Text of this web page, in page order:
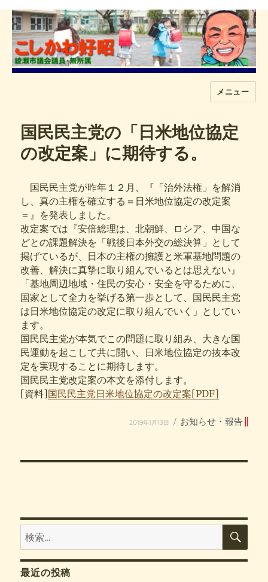
メニュー
国民民主党の「日米地位協定
の改定案」に期待する。
国民民主党が昨年１２月、『「治外法権」を解消
し、真の主権を確立する＝日米地位協定の改定案
＝』を発表しました。
改定案では『安倍総理は、北朝鮮、ロシア、中国な
どとの課題解決を「戦後日本外交の総決算」として
掲げているが、日本の主権の擁護と米軍基地問題の
改善、解決に真摯に取り組んでいるとは思えない』
「基地周辺地域・住民の安心・安全を守るために、
国家として全力を挙げる第一歩として、国民民主党
は日米地位協定の改定に取り組んでいく」としてい
ます。
国民民主党が本気でこの問題に取り組み、大きな国
民運動を起こして共に闘い、日米地位協定の抜本改
定を実現することに期待します。
国民民主党改定案の本文を添付します。
[資料]国民民主党日米地位協定の改定案[PDF]
投
稿
2019年1月13日
カ
テ
お知らせ・報告
検
索:
検
最近の投稿